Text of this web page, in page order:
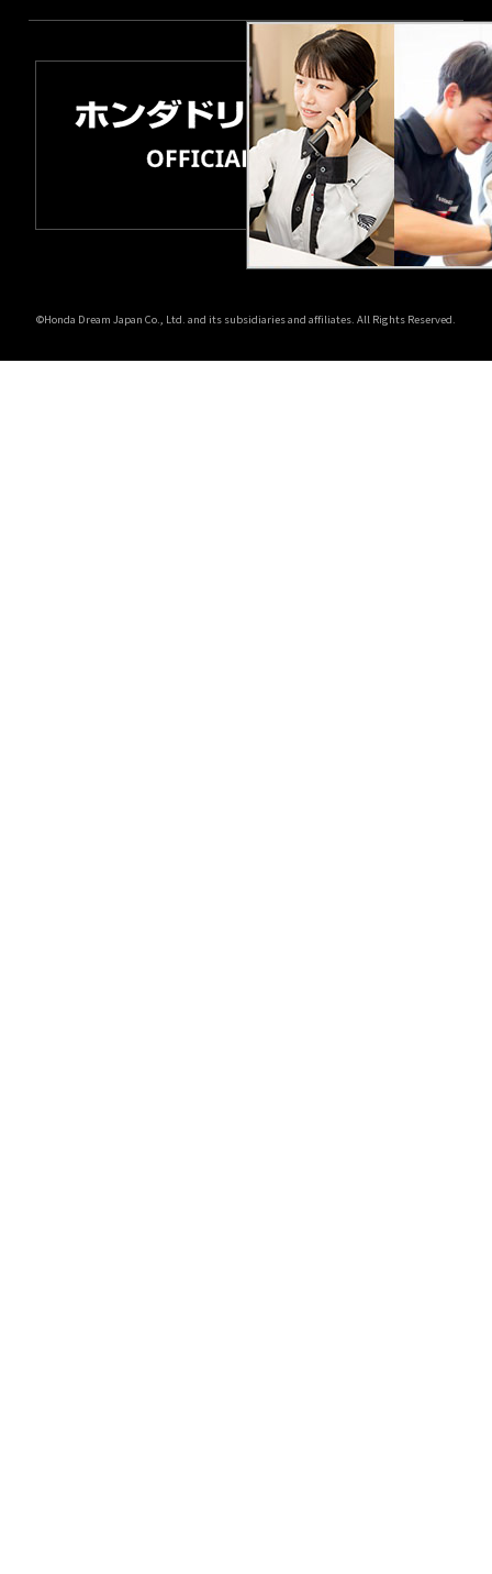
©Honda Dream Japan Co., Ltd. and its subsidiaries and affiliates. All Rights Reserved.